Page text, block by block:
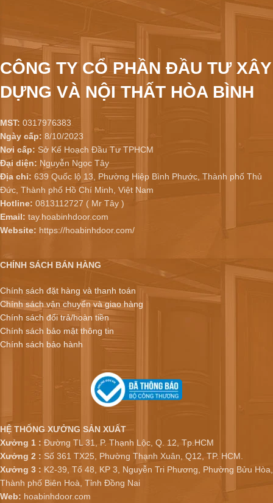
CÔNG TY CỔ PHẦN ĐẦU TƯ XÂY
DỰNG VÀ NỘI THẤT HÒA BÌNH
MST: 0317976383
Ngày cấp: 8/10/2023
Nơi cấp: Sở Kế Hoạch Đầu Tư TPHCM
Đại diện: Nguyễn Ngọc Tây
Địa chỉ: 639 Quốc lộ 13, Phường Hiệp Bình Phước, Thành phố Thủ
Đức, Thành phố Hồ Chí Minh, Việt Nam
Hotline: 0813112727 ( Mr Tây )
Email: tay.hoabinhdoor.com
Website: https://hoabinhdoor.com/
CHÍNH SÁCH BÁN HÀNG
Chính sách đặt hàng và thanh toán
Chính sách vận chuyển và giao hàng
Chính sách đổi trả/hoàn tiền
Chính sách bảo mật thông tin
Chính sách bảo hành
HỆ THỐNG XƯỞNG SẢN XUẤT
Xưởng 1 : Đường TL 31, P. Thạnh Lộc, Q. 12, Tp.HCM
Xưởng 2 : Số 361 TX25, Phường Thạnh Xuân, Q12, TP. HCM.
Xưởng 3 : K2-39, Tổ 48, KP 3, Nguyễn Tri Phương, Phường Bửu Hòa,
Thành phố Biên Hoà, Tỉnh Đồng Nai
Web: hoabinhdoor.com